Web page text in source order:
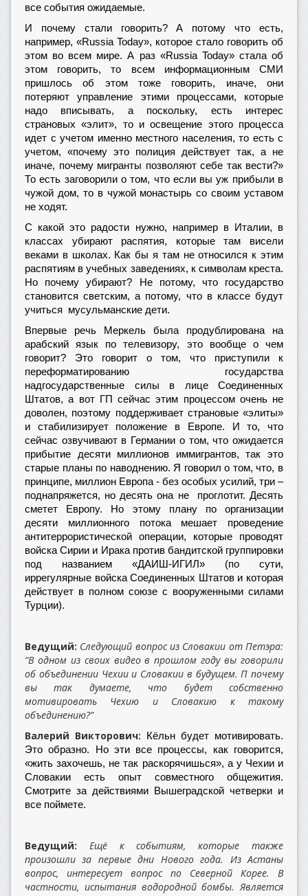
все события ожидаемые.
И почему стали говорить? А потому что есть,
например, «Russia Today», которое стало говорить об
этом во всем мире. А раз «Russia Today» стала об
этом говорить, то всем информационным СМИ
пришлось об этом тоже говорить, иначе, они
потеряют управление этими процессами, которые
надо вписывать, а поскольку, есть интерес
страновых «элит», то и освещение этого процесса
идет с учетом именно местного населения, то есть с
учетом, «почему это полиция действует так, а не
иначе, почему мигранты позволяют себе так вести?»
То есть заговорили о том, что если вы уж прибыли в
чужой дом, то в чужой монастырь со своим уставом
не ходят.
С какой это радости нужно, например в Италии, в
классах убирают распятия, которые там висели
веками в школах. Как бы я там не относился к этим
распятиям в учебных заведениях, к символам креста.
Но почему убирают? Не потому, что государство
становится светским, а потому, что в классе будут
учиться мусульманские дети.
Впервые речь Меркель была продублирована на
арабский язык по телевизору, это вообще о чем
говорит? Это говорит о том, что приступили к
переформатированию государства
надгосударственные силы в лице Соединенных
Штатов, а вот ГП сейчас этим процессом очень не
доволен, поэтому поддерживает страновые «элиты»
и стабилизирует положение в Европе. И то, что
сейчас озвучивают в Германии о том, что ожидается
прибытие десяти миллионов иммигрантов, так это
старые планы по наводнению. Я говорил о том, что, в
принципе, миллион Европа - без особых усилий, три –
поднапряжется, но десять она не проглотит. Десять
сметет Европу. Но этому плану по организации
десяти миллионного потока мешает проведение
антитеррористической операции, которые проводят
войска Сирии и Ирака против бандитской группировки
под названием «ДАИШ-ИГИЛ» (по сути,
иррегулярные войска Соединенных Штатов и которая
действует в полном союзе с вооруженными силами
Турции).
Ведущий: Следующий вопрос из Словакии от Петэра:
“В одном из своих видео в прошлом году вы говорили
об объединении Чехии и Словакии в будущем. П почему
вы так думаете, что будет собственно
мотивировать Чехию и Словакию к такому
объединению?”
Валерий Викторович: Кёльн будет мотивировать.
Это образно. Но эти все процессы, как говорится,
«жить захочешь, не так раскорячишься», а у Чехии и
Словакии есть опыт совместного общежития.
Смотрите за действиями Вышеградской четверки и
все поймете.
Ведущий:
Ещё к событиям, которые также
произошли за первые дни Нового года. Из Астаны
вопрос, интересует вопрос по Северной Корее. В
частности, испытания водородной бомбы. Является